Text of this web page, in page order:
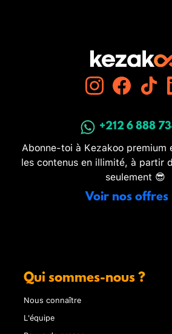
+212 6 888
Abonne-toi à Kezakoo
les contenus en illimité, à partir
seulement 😎
Voir nos offres
Qui sommes-nous ?
Nous connaître
L'équipe